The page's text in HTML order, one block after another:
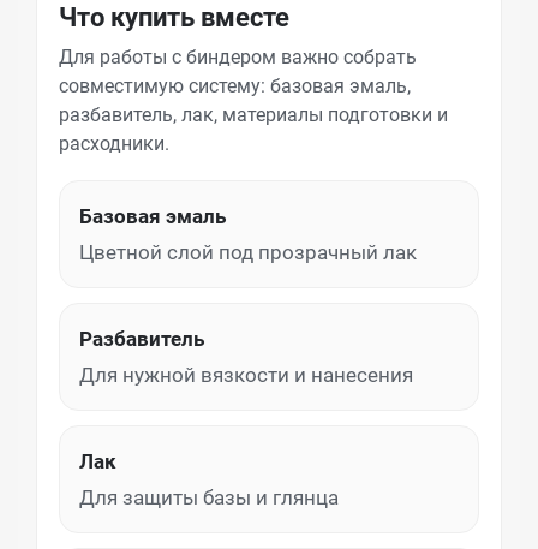
Что купить вместе
Для работы с биндером важно собрать
совместимую систему: базовая эмаль,
разбавитель, лак, материалы подготовки и
расходники.
Базовая эмаль
Цветной слой под прозрачный лак
Разбавитель
Для нужной вязкости и нанесения
Лак
Для защиты базы и глянца